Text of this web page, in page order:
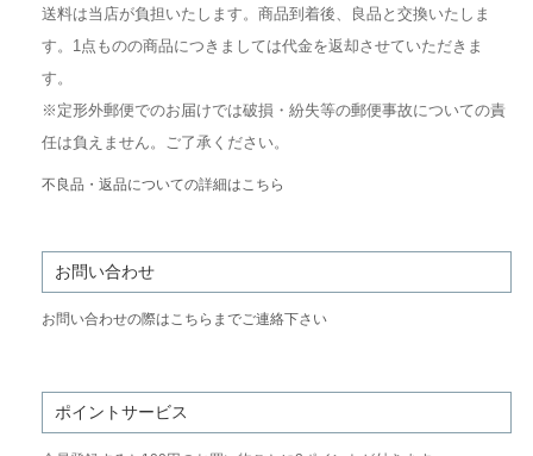
送料は当店が負担いたします。商品到着後、良品と交換いたしま
す。1点ものの商品につきましては代金を返却させていただきま
す。
※定形外郵便でのお届けでは破損・紛失等の郵便事故についての責
任は負えません。ご了承ください。
不良品・返品についての詳細はこちら
お問い合わせ
お問い合わせの際はこちらまでご連絡下さい
ポイントサービス